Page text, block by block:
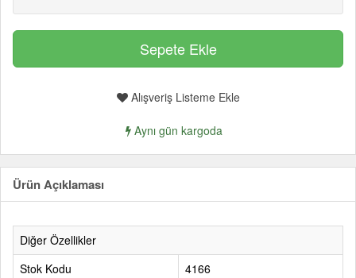
Alışveriş Listeme Ekle
Aynı gün kargoda
Ürün Açıklaması
Diğer Özellikler
Stok Kodu
4166